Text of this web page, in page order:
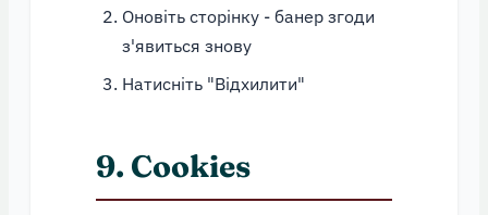
Оновіть сторінку - банер згоди
з'явиться знову
Натисніть "Відхилити"
9. Cookies